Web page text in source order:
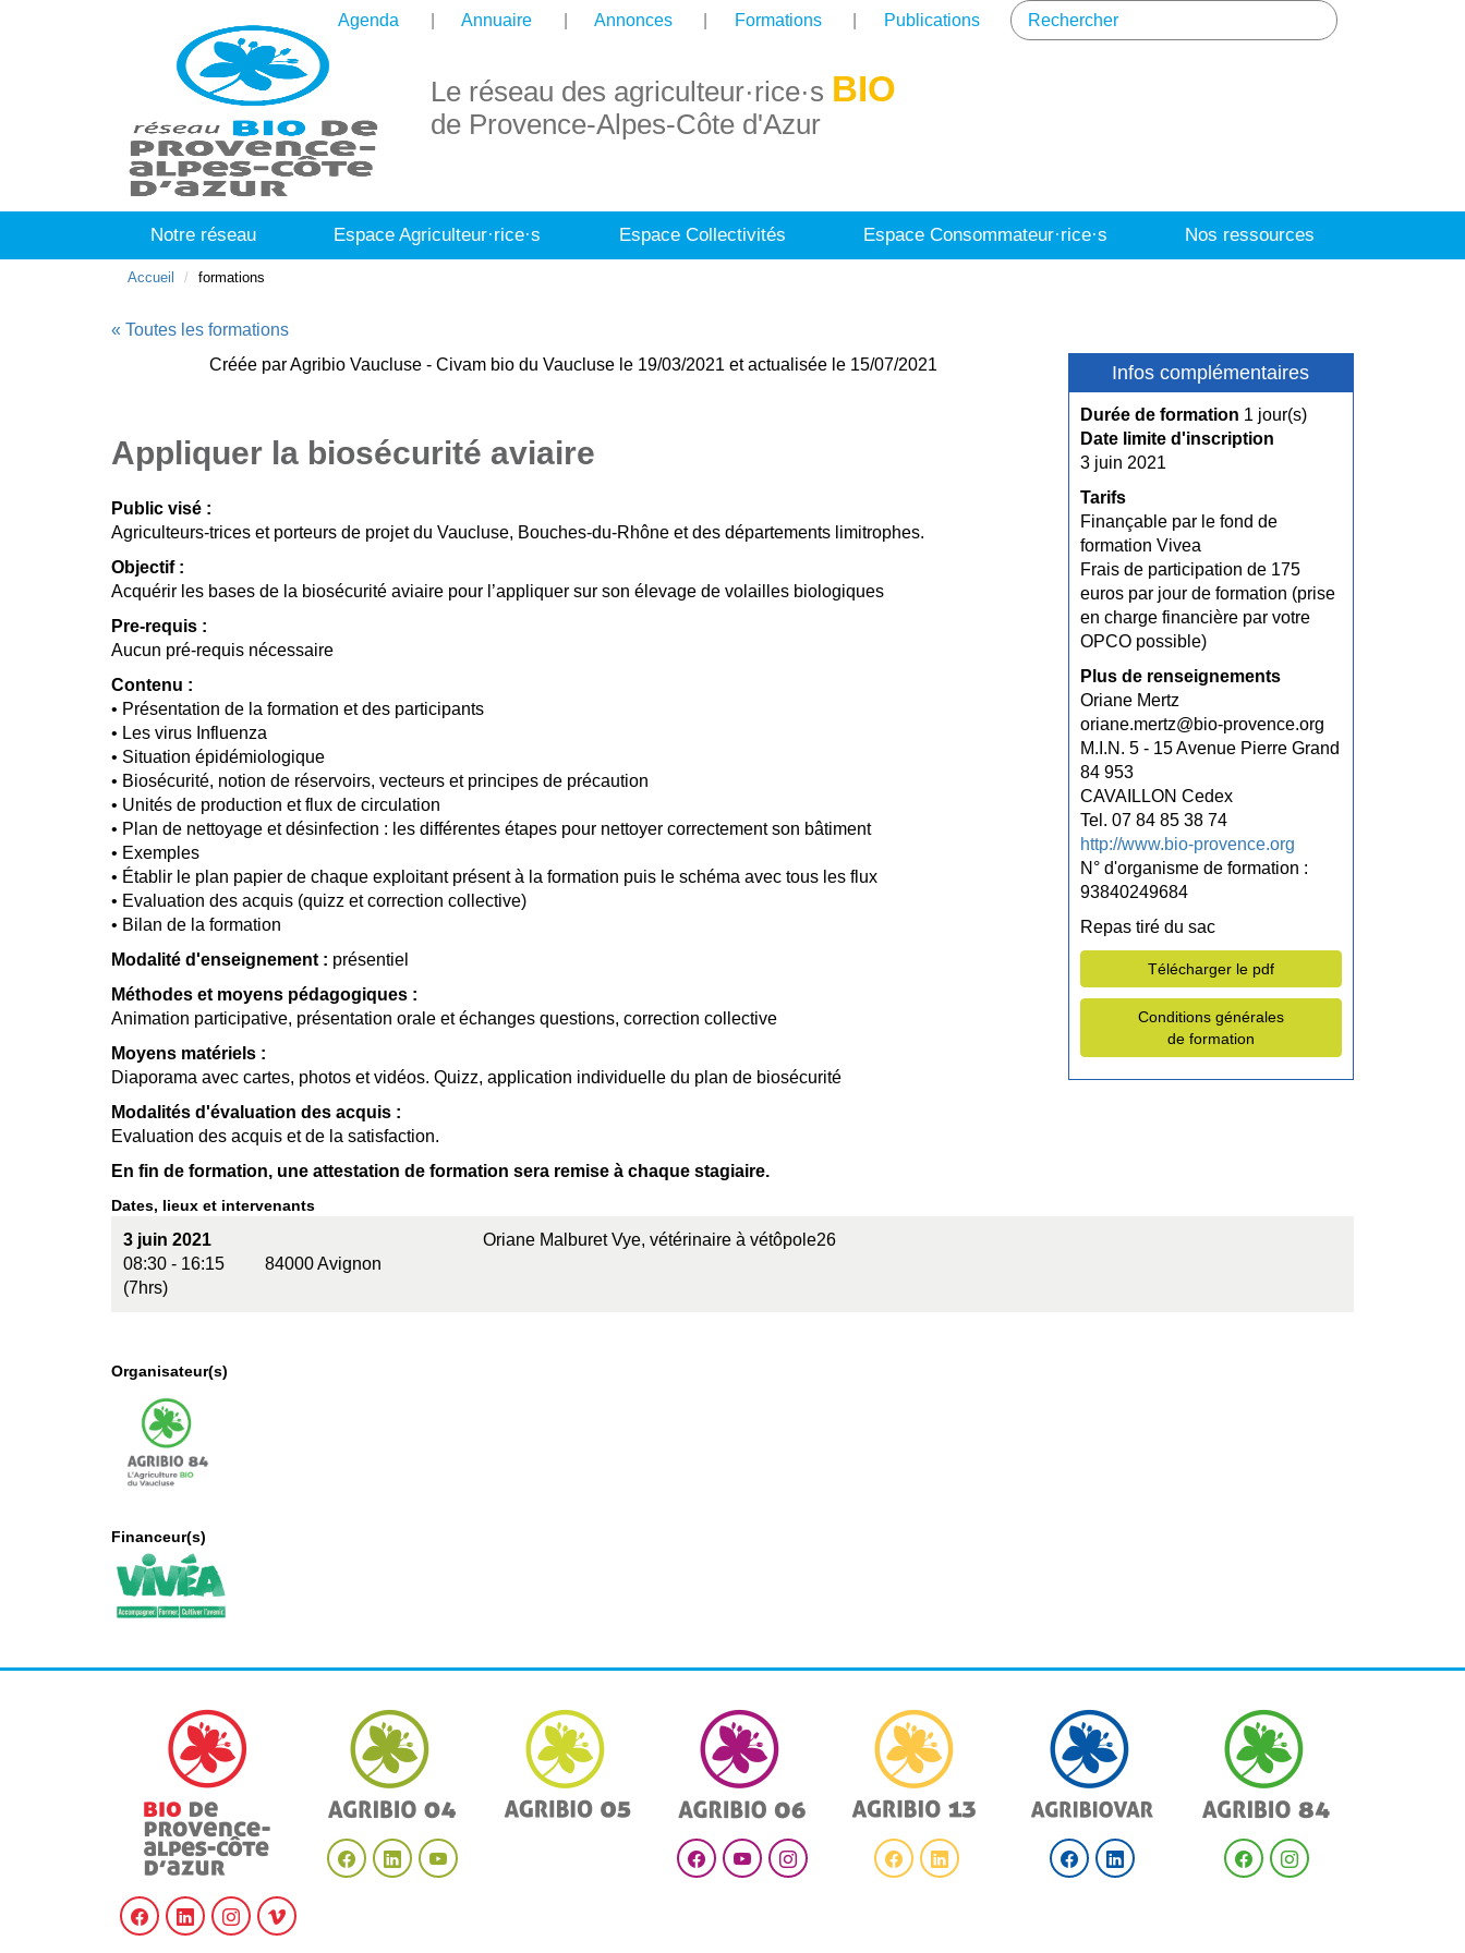
Agenda Annuaire Annonces Formations Publications
Le réseau des agriculteur·rice·s BIO
de Provence-Alpes-Côte d'Azur
Notre réseau Espace Agriculteur·rice·s Espace Collectivités Espace Consommateur·rice·s Nos ressources
Accueil formations
« Toutes les formations
Créée par Agribio Vaucluse - Civam bio du Vaucluse le 19/03/2021 et actualisée le 15/07/2021
Appliquer la biosécurité aviaire
Public visé :
Agriculteurs-trices et porteurs de projet du Vaucluse, Bouches-du-Rhône et des départements limitrophes.
Objectif :
Acquérir les bases de la biosécurité aviaire pour l’appliquer sur son élevage de volailles biologiques
Pre-requis :
Aucun pré-requis nécessaire
Contenu :
• Présentation de la formation et des participants
• Les virus Influenza
• Situation épidémiologique
• Biosécurité, notion de réservoirs, vecteurs et principes de précaution
• Unités de production et flux de circulation
• Plan de nettoyage et désinfection : les différentes étapes pour nettoyer correctement son bâtiment
• Exemples
• Établir le plan papier de chaque exploitant présent à la formation puis le schéma avec tous les flux
• Evaluation des acquis (quizz et correction collective)
• Bilan de la formation
Modalité d'enseignement : présentiel
Méthodes et moyens pédagogiques :
Animation participative, présentation orale et échanges questions, correction collective
Moyens matériels :
Diaporama avec cartes, photos et vidéos. Quizz, application individuelle du plan de biosécurité
Modalités d'évaluation des acquis :
Evaluation des acquis et de la satisfaction.
En fin de formation, une attestation de formation sera remise à chaque stagiaire.
Infos complémentaires
Durée de formation 1 jour(s)
Date limite d'inscription
3 juin 2021
Tarifs
Finançable par le fond de
formation Vivea
Frais de participation de 175
euros par jour de formation (prise
en charge financière par votre
OPCO possible)
Plus de renseignements
Oriane Mertz
oriane.mertz@bio-provence.org
M.I.N. 5 - 15 Avenue Pierre Grand
84 953
CAVAILLON Cedex
Tel. 07 84 85 38 74
http://www.bio-provence.org
N° d'organisme de formation :
93840249684
Repas tiré du sac
Télécharger le pdf
Conditions générales
de formation
Dates, lieux et intervenants
3 juin 2021
08:30 - 16:15
(7hrs)
84000 Avignon
Oriane Malburet Vye, vétérinaire à vétôpole26
Organisateur(s)
Financeur(s)